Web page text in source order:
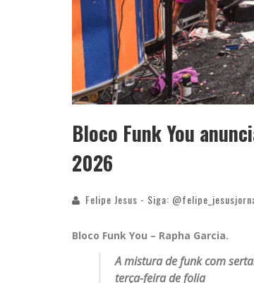
Bloco Funk You
2026
Felipe Jesus - Siga:
Bloco Funk You – Rapha Garcia.
A mistura de funk com
terça-feira de folia